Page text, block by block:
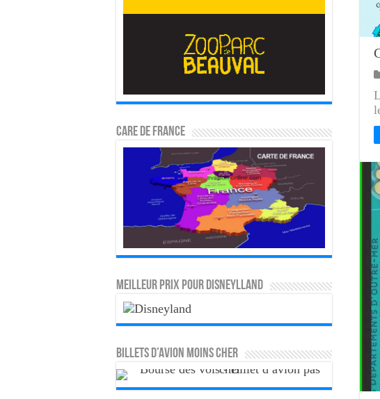
CARE DE FRANCE
MEILLEUR PRIX POUR DISNEYLLAND
Billets d’avion moins cher